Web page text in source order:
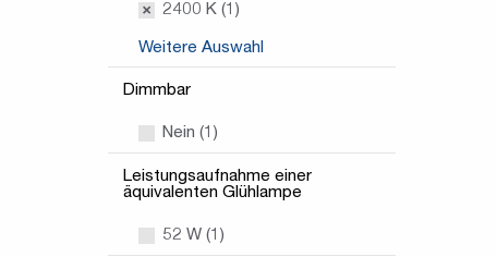
2400 K (1)
Weitere Auswahl
Dimmbar
Nein (1)
Leistungsaufnahme einer
äquivalenten Glühlampe
52 W (1)